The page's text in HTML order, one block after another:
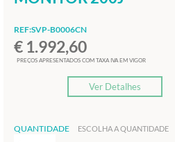
REF:SVP-B0006CN
€ 1.992,60
PREÇOS APRESENTADOS COM TAXA IVA EM VIGOR
Ver Detalhes
QUANTIDADE ESCOLHA A QUANTIDADE